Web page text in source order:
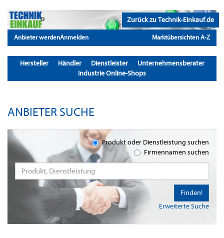
Zurück zu Technik-Einkauf.de
Anbieter werdenAnmelden Marktübersichten A-Z
Hersteller Händler Dienstleister
Unternehmensberater
Industrie Online-Shops
ANBIETER SUCHE
Produkt oder Dienstleistung suchen
Firmennamen suchen
Erweiterte Suche
Finden!